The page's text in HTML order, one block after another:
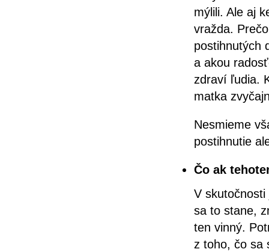
mýlili. Ale aj
vražda.
postihnutých
a akou
zdraví ľudia.
matka
Nesmieme
postihnutie
Čo ak
V
sa to stane,
ten vinný.
z toho, čo sa